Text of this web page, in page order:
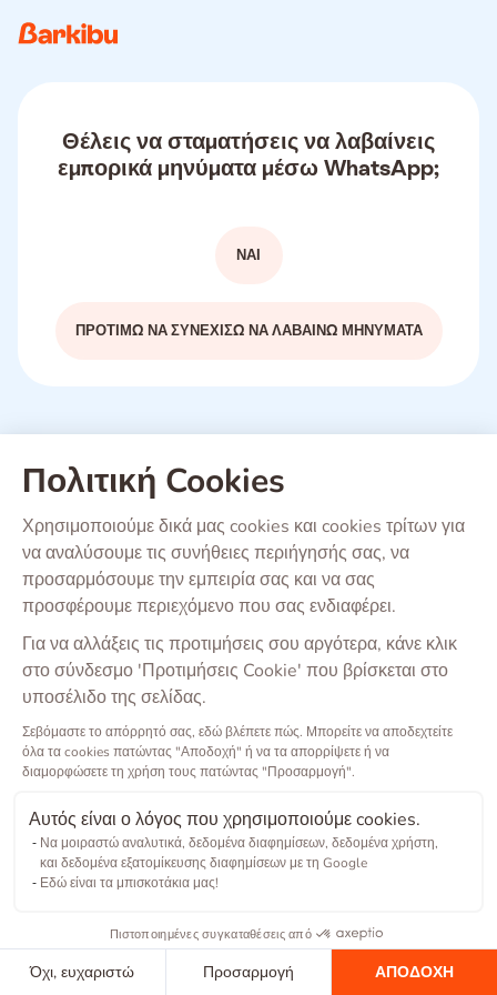
Πολιτική Cookies
Χρησιμοποιούμε δικά μας cookies και cookies τρίτων για
να αναλύσουμε τις συνήθειες περιήγησής σας, να
προσαρμόσουμε την εμπειρία σας και να σας
προσφέρουμε περιεχόμενο που σας ενδιαφέρει.
Για να αλλάξεις τις προτιμήσεις σου αργότερα, κάνε κλικ
στο σύνδεσμο 'Προτιμήσεις Cookie' που βρίσκεται στο
υποσέλιδο της σελίδας.
Σεβόμαστε το απόρρητό σας, εδώ βλέπετε πώς. Μπορείτε να αποδεχτείτε
όλα τα cookies πατώντας "Αποδοχή" ή να τα απορρίψετε ή να
διαμορφώσετε τη χρήση τους πατώντας "Προσαρμογή".
Αυτός είναι ο λόγος που χρησιμοποιούμε cookies.
Να μοιραστώ αναλυτικά, δεδομένα διαφημίσεων, δεδομένα χρήστη,
και δεδομένα εξατομίκευσης διαφημίσεων με τη Google
Εδώ είναι τα μπισκοτάκια μας!
Πιστοποιημένες συγκαταθέσεις από
Όχι, ευχαριστώ Προσαρμογή ΑΠΟΔΟΧΗ
Θέλεις να σταματήσεις να λαβαίνεις
εμπορικά μηνύματα μέσω WhatsApp;
ΝΑΙ
ΠΡΟΤΙΜΏ ΝΑ ΣΥΝΕΧΊΣΩ ΝΑ ΛΑΒΑΊΝΩ ΜΗΝΎΜΑΤΑ
Copyright ©2026Barkibu